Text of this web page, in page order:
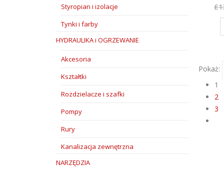
£
Pokaż:
1
2
3
Styropian i izolacje
Tynki i farby
HYDRAULIKA i OGRZEWANIE
Akcesoria
Kształtki
Rozdzielacze i szafki
Pompy
Rury
Kanalizacja zewnętrzna
NARZĘDZIA